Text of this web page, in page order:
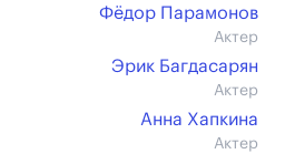
Фёдор Парамонов
Актер
Эрик Багдасарян
Актер
Анна Хапкина
Актер